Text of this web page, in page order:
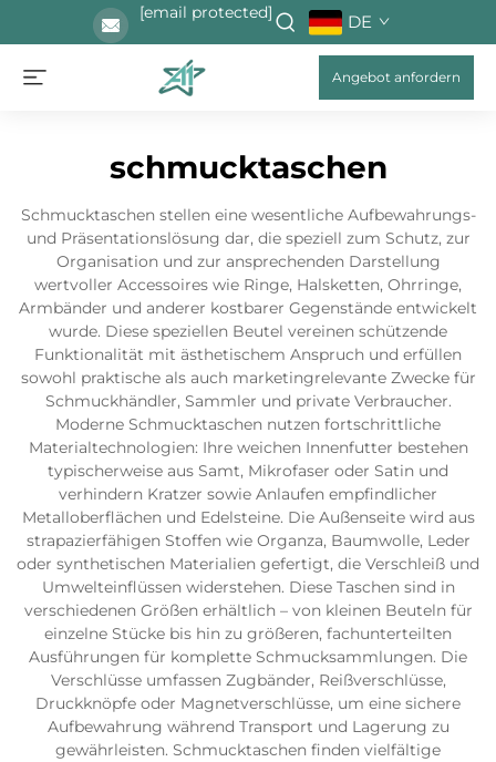
[email protected] DE
Angebot anfordern
schmucktaschen
Schmucktaschen stellen eine wesentliche Aufbewahrungs-
und Präsentationslösung dar, die speziell zum Schutz, zur
Organisation und zur ansprechenden Darstellung
wertvoller Accessoires wie Ringe, Halsketten, Ohrringe,
Armbänder und anderer kostbarer Gegenstände entwickelt
wurde. Diese speziellen Beutel vereinen schützende
Funktionalität mit ästhetischem Anspruch und erfüllen
sowohl praktische als auch marketingrelevante Zwecke für
Schmuckhändler, Sammler und private Verbraucher.
Moderne Schmucktaschen nutzen fortschrittliche
Materialtechnologien: Ihre weichen Innenfutter bestehen
typischerweise aus Samt, Mikrofaser oder Satin und
verhindern Kratzer sowie Anlaufen empfindlicher
Metalloberflächen und Edelsteine. Die Außenseite wird aus
strapazierfähigen Stoffen wie Organza, Baumwolle, Leder
oder synthetischen Materialien gefertigt, die Verschleiß und
Umwelteinflüssen widerstehen. Diese Taschen sind in
verschiedenen Größen erhältlich – von kleinen Beuteln für
einzelne Stücke bis hin zu größeren, fachunterteilten
Ausführungen für komplette Schmucksammlungen. Die
Verschlüsse umfassen Zugbänder, Reißverschlüsse,
Druckknöpfe oder Magnetverschlüsse, um eine sichere
Aufbewahrung während Transport und Lagerung zu
gewährleisten. Schmucktaschen finden vielfältige